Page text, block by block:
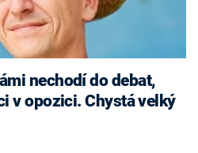
nechodí do debat,
v opozici. Chystá velký